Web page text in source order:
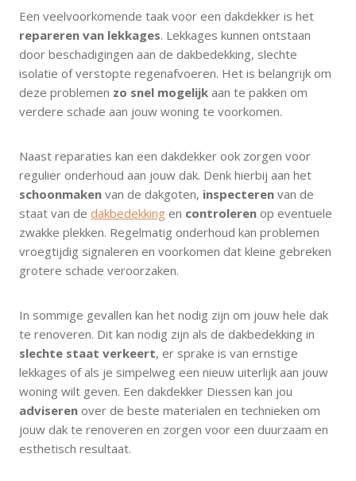
Een veelvoorkomende taak voor een dakdekker is het
repareren van lekkages. Lekkages kunnen ontstaan
door beschadigingen aan de dakbedekking, slechte
isolatie of verstopte regenafvoeren. Het is belangrijk om
deze problemen zo snel mogelijk aan te pakken om
verdere schade aan jouw woning te voorkomen.
Naast reparaties kan een dakdekker ook zorgen voor
regulier onderhoud aan jouw dak. Denk hierbij aan het
schoonmaken van de dakgoten, inspecteren van de
staat van de dakbedekking en controleren op eventuele
zwakke plekken. Regelmatig onderhoud kan problemen
vroegtijdig signaleren en voorkomen dat kleine gebreken
grotere schade veroorzaken.
In sommige gevallen kan het nodig zijn om jouw hele dak
te renoveren. Dit kan nodig zijn als de dakbedekking in
slechte staat verkeert, er sprake is van ernstige
lekkages of als je simpelweg een nieuw uiterlijk aan jouw
woning wilt geven. Een dakdekker Diessen kan jou
adviseren over de beste materialen en technieken om
jouw dak te renoveren en zorgen voor een duurzaam en
esthetisch resultaat.